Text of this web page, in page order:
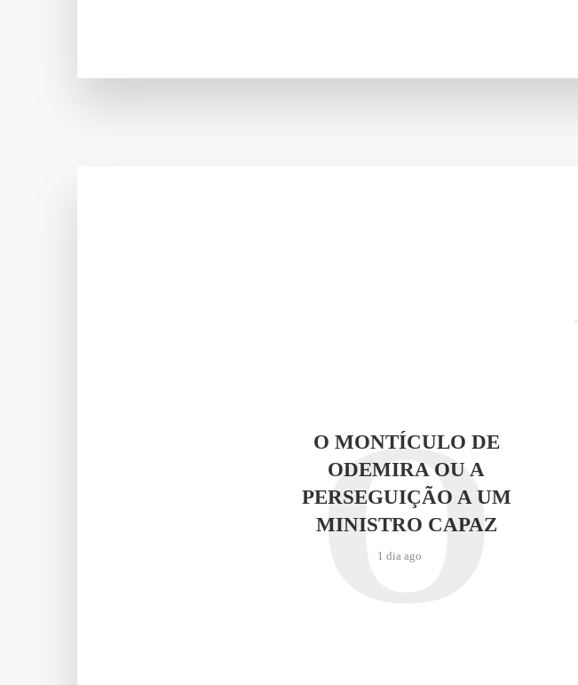
O MONTÍCULO DE
ODEMIRA OU A
PERSEGUIÇÃO A UM
MINISTRO CAPAZ
1 dia ago
O